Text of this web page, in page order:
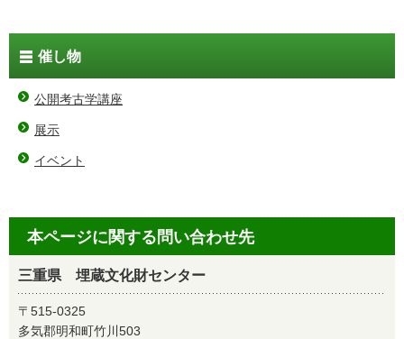
催し物
公開考古学講座
展示
イベント
本ページに関する問い合わせ先
三重県 埋蔵文化財センター
〒515-0325
多気郡明和町竹川503